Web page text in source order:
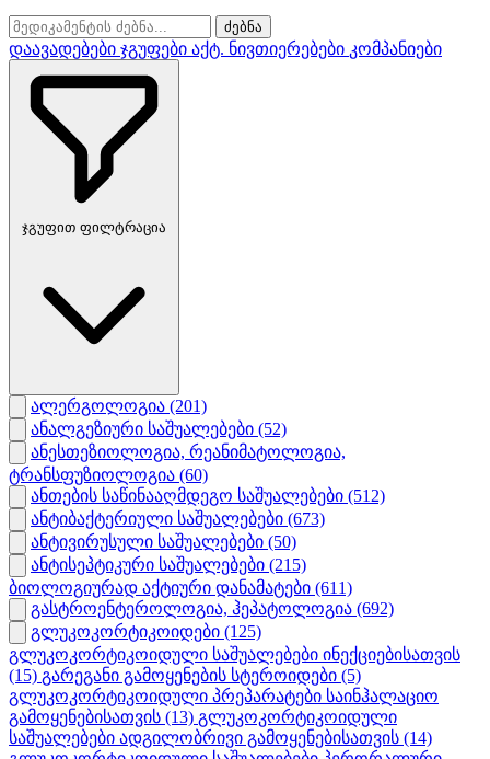
ძებნა
დაავადებები ჯგუფები აქტ. ნივთიერებები კომპანიები
ჯგუფით ფილტრაცია
ალერგოლოგია (201)
ანალგეზიური საშუალებები (52)
ანესთეზიოლოგია, რეანიმატოლოგია,
ტრანსფუზიოლოგია (60)
ანთების საწინააღმდეგო საშუალებები (512)
ანტიბაქტერიული საშუალებები (673)
ანტივირუსული საშუალებები (50)
ანტისეპტიკური საშუალებები (215)
ბიოლოგიურად აქტიური დანამატები (611)
გასტროენტეროლოგია, ჰეპატოლოგია (692)
გლუკოკორტიკოიდები (125)
გლუკოკორტიკოიდული საშუალებები ინექციებისათვის
(15) გარეგანი გამოყენების სტეროიდები (5)
გლუკოკორტიკოიდული პრეპარატები საინჰალაციო
გამოყენებისათვის (13) გლუკოკორტიკოიდული
საშუალებები ადგილობრივი გამოყენებისათვის (14)